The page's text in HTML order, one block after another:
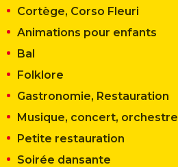
Cortège, Corso Fleuri
Animations pour enfants
Bal
Folklore
Gastronomie, Restauration
Musique, concert, orchestre
Petite restauration
Soirée dansante